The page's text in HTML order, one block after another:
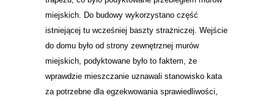
miejskich. Do budowy wykorzystano część
istniejącej tu wcześniej baszty strażniczej. Wejście
do domu było od strony zewnętrznej murów
miejskich, podyktowane było to faktem, że
wprawdzie mieszczanie uznawali stanowisko kata
za potrzebne dla egzekwowania sprawiedliwości,